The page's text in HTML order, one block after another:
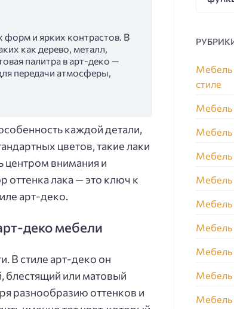
форм и ярких контрастов. В
как дерево, металл,
палитра в арт-деко —
передачи атмосферы,
каждой детали,
цветов, такие лаки
центром внимания и
оттенка лака — это ключ к
арт-деко.
деко мебели
В стиле арт-деко он
блестящий или матовый
разнообразию оттенков и
Мебель
стиле
Мебель
Мебель
Мебель
Мебель
Мебель
Мебель
Мебель
Мебель
Мебель